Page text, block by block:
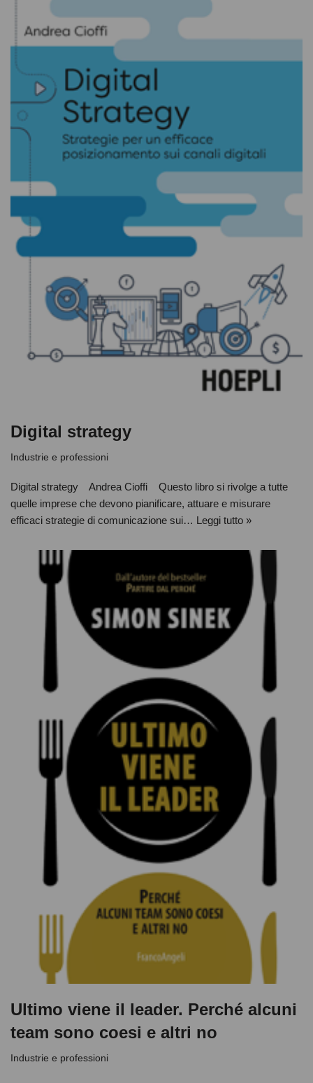
Digital strategy
Industrie e professioni
Digital strategy Andrea Cioffi Questo libro si rivolge a tutte
quelle imprese che devono pianificare, attuare e misurare
efficaci strategie di comunicazione sui… Leggi tutto »
Ultimo viene il leader. Perché alcuni
team sono coesi e altri no
Industrie e professioni